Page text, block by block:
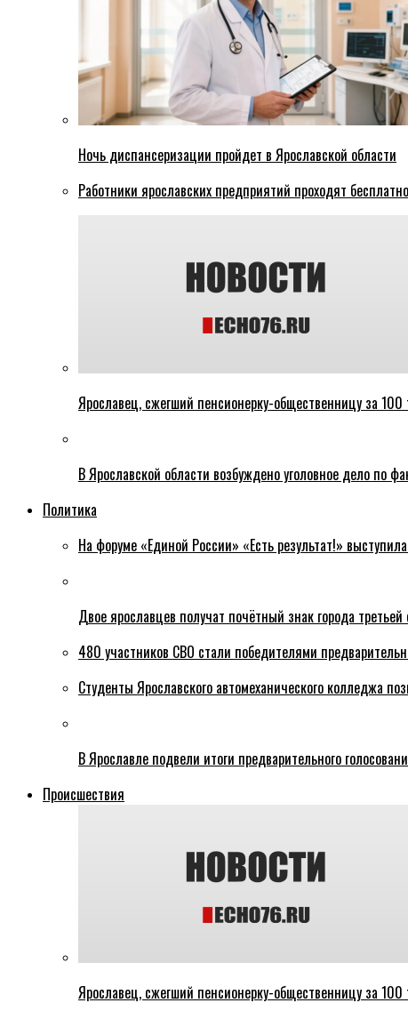
Ночь диспансеризации пройдет в Ярославской области
Работники ярославских предприятий проходят
Ярославец, сжегший пенсионерку-общественницу за
В Ярославской области возбуждено уголовное дело по
Политика
На форуме «Единой России» «Есть результат!»
Двое ярославцев получат почётный знак города третьей
480 участников СВО стали победителями
Студенты Ярославского автомеханического колледжа
В Ярославле подвели итоги предварительного
Происшествия
Ярославец, сжегший пенсионерку-общественницу за